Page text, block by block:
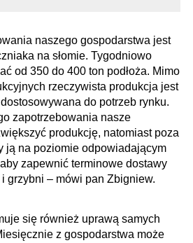
naszego gospodarstwa jest
na słomie. Tygodniowo
od 350 do 400 ton podłoża. Mimo
rzeczywista produkcja jest
do potrzeb rynku.
zapotrzebowania nasze
produkcję, natomiast poza
ją na poziomie odpowiadającym
zapewnić terminowe dostawy
grzybni – mówi pan Zbigniew.
się również uprawą samych
z gospodarstwa może